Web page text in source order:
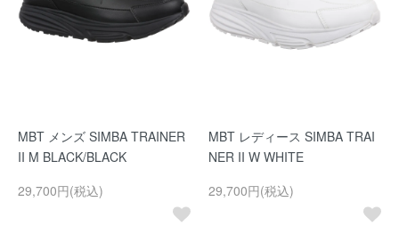
MBT メンズ SIMBA TRAINER
II M BLACK/BLACK
29,700円(税込)
MBT レディース SIMBA TRAI
NER II W WHITE
29,700円(税込)